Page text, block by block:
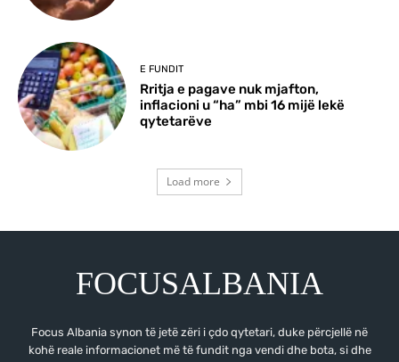
E FUNDIT
Rritja e pagave nuk mjafton,
inflacioni u “ha” mbi 16 mijë lekë
qytetarëve
Load more
FOCUSALBANIA
Focus Albania synon të jetë zëri i çdo qytetari, duke përcjellë në
kohë reale informacionet më të fundit nga vendi dhe bota, si dhe